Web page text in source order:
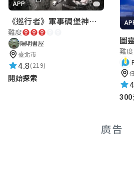
芯菱 梁
2025-09-11 11:08:00
地檢鼠X
國際知名漢學家馬悅然
APP
《巡行者》軍事碉堡神秘探索｜陽明書屋實境遊戲
難度
陽明書屋
臺北市
4.8(219)
開始探索
圖
難度
300
廣告